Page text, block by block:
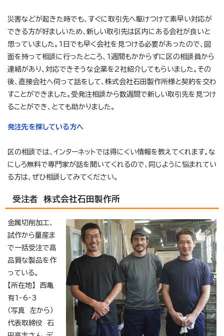
災害などが起きた時でも、すぐに取引先へ駆けつけて素早い対応が
できる方が好ましいため、新しい取引先は区内にある会社が良いと
思っていました。1日でも早く会社を見つける必要があったので、図
面を持って相談に行ったところ、1週間もかからずに区の相談員から
連絡があり、対応できそうな企業を2社紹介してもらいました。その
後、直接会社へ伺って話をして、株式会社石田製作所様と契約を交わ
すことができました。受発注相談から数週間で新しい取引先を見つけ
ることができ、とても助かりました。
発注先を探している方へ
区の相談では、インターネットでは得にくい情報を教えてくれます。な
にしろ無料で専門家が話を聞いてくれるので、同じように悩まれてい
る方は、ぜひ相談してみてください。
受注者 株式会社石田製作所
金属切削加工、
試作から量産ま
で一括受注で高
品質な製品を作
っている。
【所在地】 西亀
有1‐6‐3
（写真 左から）
代表取締役 石